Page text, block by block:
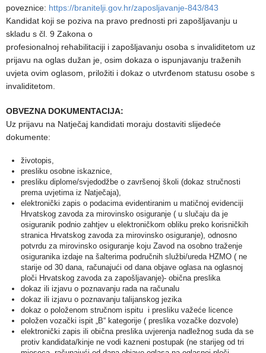
poveznice: https://branitelji.gov.hr/zaposljavanje-843/843
Kandidat koji se poziva na pravo prednosti pri zapošljavanju u
skladu s čl. 9 Zakona o
profesionalnoj rehabilitaciji i zapošljavanju osoba s invaliditetom uz
prijavu na oglas dužan je, osim dokaza o ispunjavanju traženih
uvjeta ovim oglasom, priložiti i dokaz o utvrđenom statusu osobe s
invaliditetom.
OBVEZNA DOKUMENTACIJA:
Uz prijavu na Natječaj kandidati moraju dostaviti slijedeće
dokumente:
životopis,
presliku osobne iskaznice,
presliku diplome/svjedodžbe o završenoj školi (dokaz stručnosti
prema uvjetima iz Natječaja),
elektronički zapis o podacima evidentiranim u matičnoj evidenciji
Hrvatskog zavoda za mirovinsko osiguranje ( u slučaju da je
osiguranik podnio zahtjev u elektroničkom obliku preko korisničkih
stranica Hrvatskog zavoda za mirovinsko osiguranje), odnosno
potvrdu za mirovinsko osiguranje koju Zavod na osobno traženje
osiguranika izdaje na šalterima područnih službi/ureda HZMO ( ne
starije od 30 dana, računajući od dana objave oglasa na oglasnoj
ploči Hrvatskog zavoda za zapošljavanje)- obična preslika
dokaz ili izjavu o poznavanju rada na računalu
dokaz ili izjavu o poznavanju talijanskog jezika
dokaz o položenom stručnom ispitu i presliku važeće licence
položen vozački ispit „B“ kategorije ( preslika vozačke dozvole)
elektronički zapis ili obična preslika uvjerenja nadležnog suda da se
protiv kandidata/kinje ne vodi kazneni postupak (ne starijeg od tri